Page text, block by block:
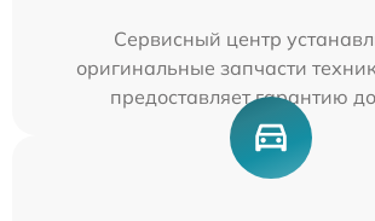
Сервисный центр
оригинальные запчасти
предоставляет гарантию